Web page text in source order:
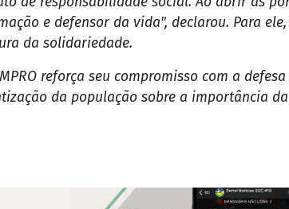
e defensor da vida", declarou. Para
da solidariedade.
reforça seu compromisso com a
da população sobre a importância